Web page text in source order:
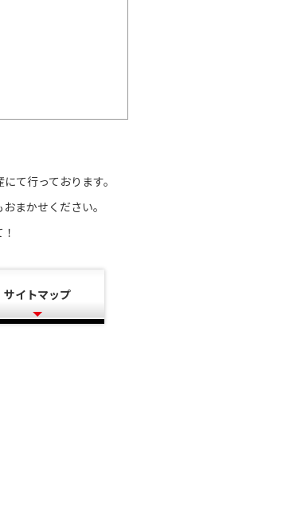
て行っております。
まかせください。
サイトマップ